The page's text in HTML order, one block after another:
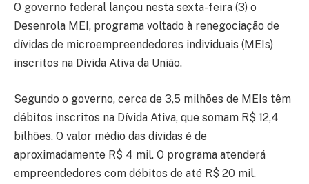
O governo federal lançou nesta sexta-feira (3) o
Desenrola MEI, programa voltado à renegociação de
dívidas de microempreendedores individuais (MEIs)
inscritos na Dívida Ativa da União.
Segundo o governo, cerca de 3,5 milhões de MEIs têm
débitos inscritos na Dívida Ativa, que somam R$ 12,4
bilhões. O valor médio das dívidas é de
aproximadamente R$ 4 mil. O programa atenderá
empreendedores com débitos de até R$ 20 mil.